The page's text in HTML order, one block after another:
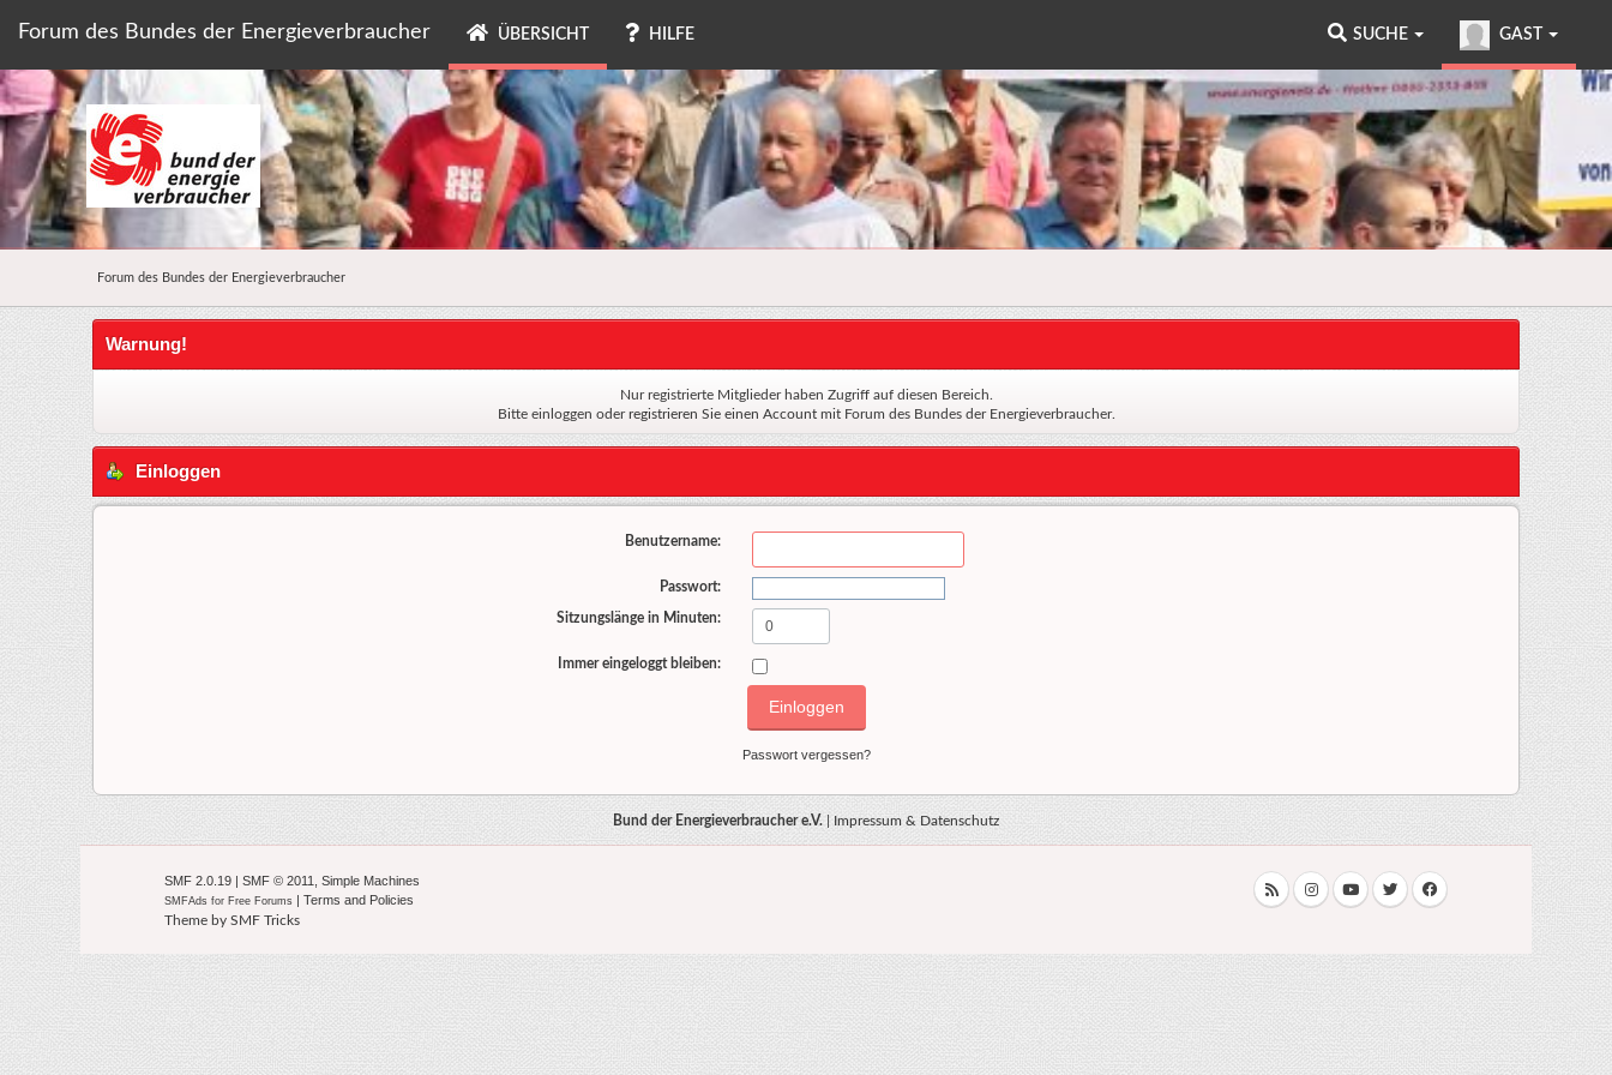
Forum des Bundes der Energieverbraucher ÜBERSICHT HILFE GAST
SUCHE
Forum des Bundes der Energieverbraucher
Warnung!
Nur registrierte Mitglieder haben Zugriff auf diesen Bereich.
Bitte einloggen oderregistrieren Sie einen Accountmit Forum des Bundes der Energieverbraucher.
Einloggen
Benutzername:
Passwort:
Sitzungslänge in Minuten:
Immer eingeloggt bleiben:
Passwort vergessen?
Bund der Energieverbraucher e.V. Impressum & Datenschutz
SMF 2.0.19| SMF © 2011 Simple Machines
SMFAds for Free Forums | Terms and Policies
Theme by SMF Tricks